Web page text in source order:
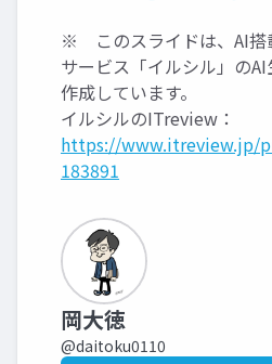
※ このスライドは、AI搭
サービス「イルシル」のAI
作成しています。
イルシルのITreview：
https://www.itreview.jp/
183891
岡大徳
@daitoku0110